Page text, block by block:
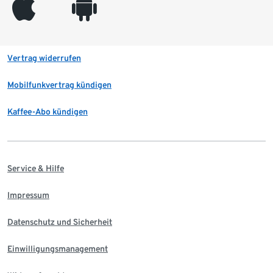
appleinc android
Vertrag widerrufen
Mobilfunkvertrag kündigen
Kaffee-Abo kündigen
Service & Hilfe
Impressum
Datenschutz und Sicherheit
Einwilligungsmanagement